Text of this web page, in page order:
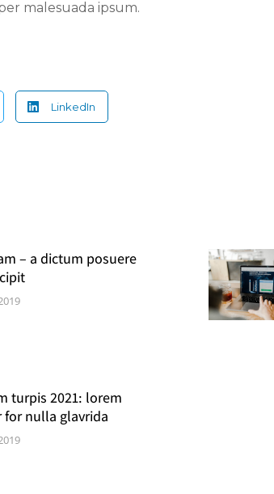
malesuada ipsum.
LinkedIn
– a dictum posuere
turpis 2021: lorem
nulla glavrida